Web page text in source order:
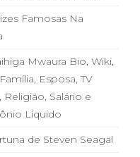
Famosas Na
Mwaura Bio, Wiki,
Esposa, TV
Religião, Salário e
Líquido
de Steven Seagal